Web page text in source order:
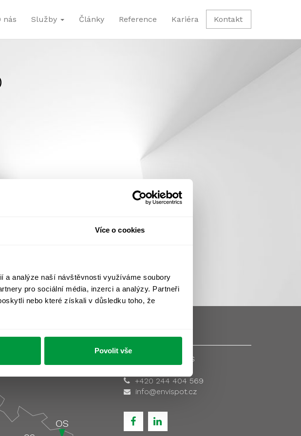
Více o cookies
a analýze naší návštěvnosti využíváme soubory
pro sociální média, inzerci a analýzy. Partneři
nebo které získali v důsledku toho, že
Povolit vše
nás Služby Články Reference Kariéra Kontakt
Kontaktujte nás
+420 244 404 569
info@envispot.cz